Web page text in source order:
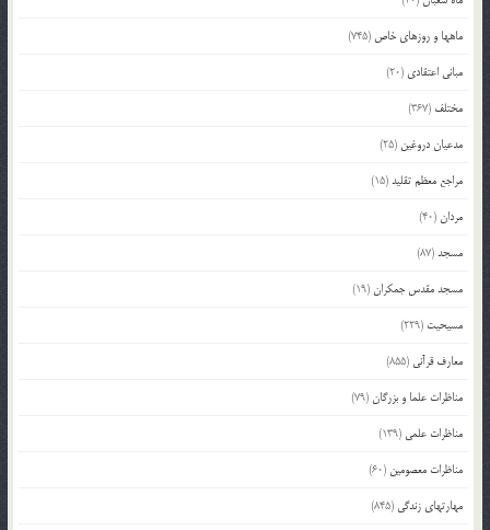
ماهها و روزهای خاص (745)
مبانی اعتقادی (20)
مختلف (367)
مدعیان دروغین (25)
مراجع معظم تقلید(15)
مردان(40)
مسجد(87)
مسجد مقدس جمکران(19)
مسیحیت (229)
معارف قرآنی (855)
مناظرات علما و بزرگان(79)
مناظرات علمی (139)
مناظرات معصومین (60)
مهارتهای زندگی (845)